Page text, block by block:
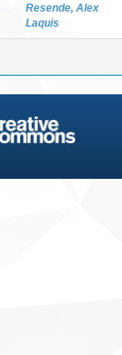
Resende, Alex
Laquis